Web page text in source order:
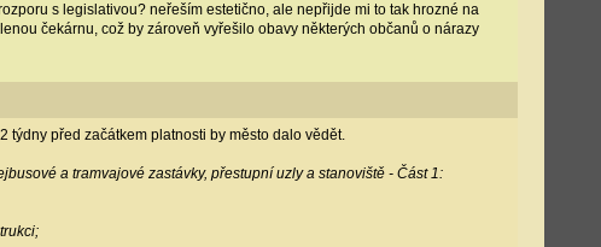
s legislativou? neřeším estetično, ale nepřijde mi to tak hrozné na
čekárnu, což by zároveň vyřešilo obavy některých občanů o nárazy
týdny před začátkem platnosti by město dalo vědět.
a tramvajové zastávky, přestupní uzly a stanoviště - Část 1: